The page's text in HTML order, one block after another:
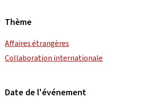
Thème
Affaires étrangères
Collaboration internationale
Date de l'événement